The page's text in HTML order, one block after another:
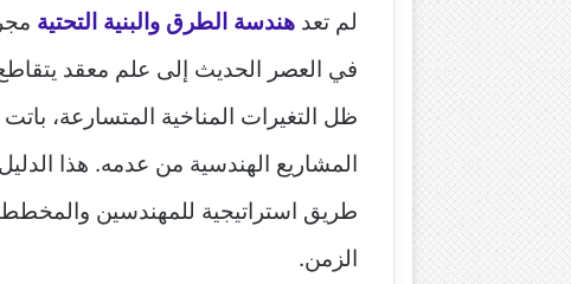
لم تعدهندسة الطرق والبنية التحتية
في العصر الحديث إلى علم معقد يتقاطع
ظل التغيرات المناخية المتسارعة، باتت
المشاريع الهندسية من عدمه. هذا
طريق استراتيجية للمهندسين
الزمن.